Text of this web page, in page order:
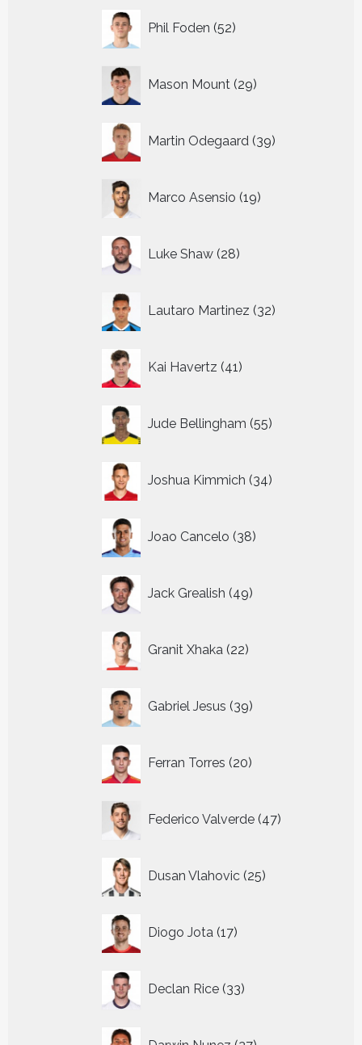
Phil Foden 52
producten
Mason Mount 29
producten
Martin Odegaard 39
producten
Marco Asensio 19
producten
Luke Shaw 28
producten
Lautaro Martinez 32
producten
Kai Havertz 41
producten
Jude Bellingham 55
producten
Joshua Kimmich 34
producten
Joao Cancelo 38
producten
Jack Grealish 49
producten
Granit Xhaka 22
producten
Gabriel Jesus 39
producten
Ferran Torres 20
producten
Federico Valverde 47
producten
Dusan Vlahovic 25
producten
Diogo Jota 17
producten
Declan Rice 33
producten